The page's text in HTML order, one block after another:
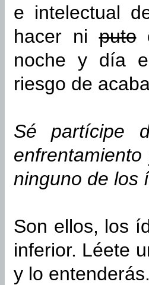
e intelectual
hacer niputo
noche y día
riesgo de
Sé partícipe
ninguno de los
Son ellos, los
inferior. Léete
y lo entenderás.